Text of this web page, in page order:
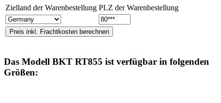
Zielland der Warenbestellung PLZ der Warenbestellung
Das Modell BKT RT855 ist verfügbar in folgenden
Größen: